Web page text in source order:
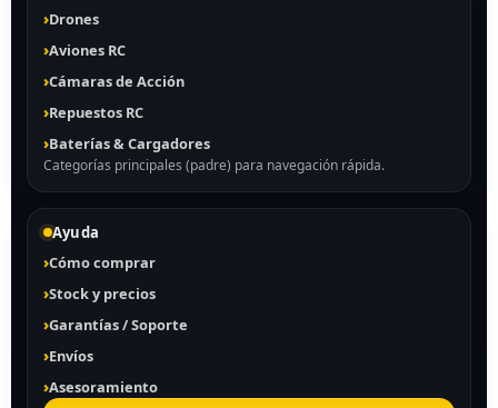
Drones
Aviones RC
Cámaras de Acción
Repuestos RC
Baterías & Cargadores
Categorías principales (padre) para navegación rápida.
Ayuda
Cómo comprar
Stock y precios
Garantías / Soporte
Envíos
Asesoramiento